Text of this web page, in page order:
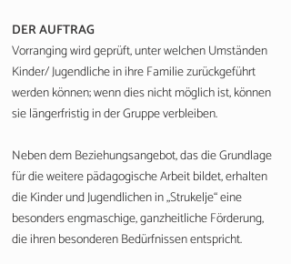
DER AUFTRAG
Vorranging wird geprüft, unter welchen Umständen
Kinder/ Jugendliche in ihre Familie zurückgeführt
werden können; wenn dies nicht möglich ist, können
sie längerfristig in der Gruppe verbleiben.
Neben dem Beziehungsangebot, das die Grundlage
für die weitere pädagogische Arbeit bildet, erhalten
die Kinder und Jugendlichen in „Strukelje“ eine
besonders engmaschige, ganzheitliche Förderung,
die ihren besonderen Bedürfnissen entspricht.